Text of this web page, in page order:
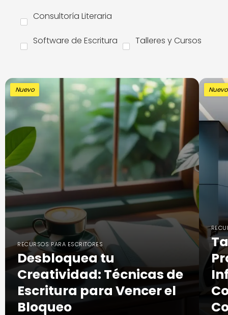
Consultoría Literaria
Software de Escritura Talleres y Cursos
Nuevo
RECURSOS PARA ESCRITORES
Desbloquea tu
Creatividad: Técnicas de
Escritura para Vencer el
Bloqueo
Nuevo